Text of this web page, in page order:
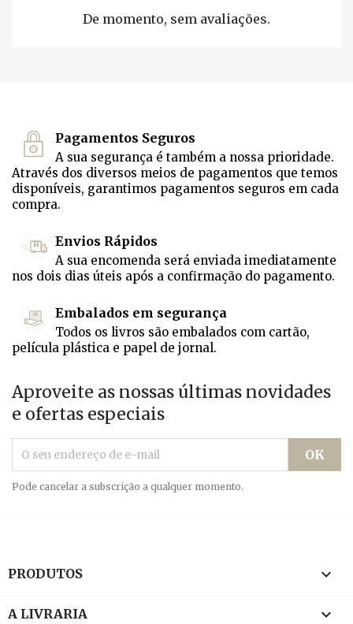
De momento, sem avaliações.
Pagamentos Seguros
A sua segurança é também a nossa prioridade.
Através dos diversos meios de pagamentos que temos
disponíveis, garantimos pagamentos seguros em cada
compra.
Envios Rápidos
A sua encomenda será enviada imediatamente
nos dois dias úteis após a confirmação do pagamento.
Embalados em segurança
Todos os livros são embalados com cartão,
película plástica e papel de jornal.
Aproveite as nossas últimas novidades
e ofertas especiais
Pode cancelar a subscrição a qualquer momento.
PRODUTOS 
A LIVRARIA 